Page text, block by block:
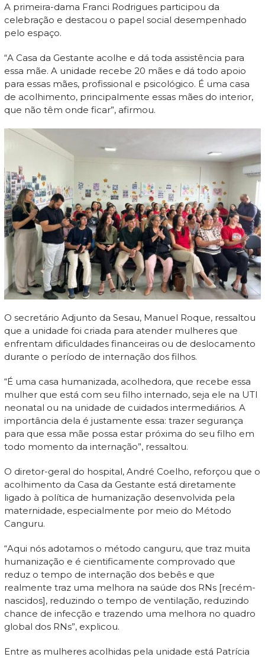
A primeira-dama Franci Rodrigues participou da
celebração e destacou o papel social desempenhado
pelo espaço.
“A Casa da Gestante acolhe e dá toda assistência para
essa mãe. A unidade recebe 20 mães e dá todo apoio
para essas mães, profissional e psicológico. É uma casa
de acolhimento, principalmente essas mães do interior,
que não têm onde ficar”, afirmou.
O secretário Adjunto da Sesau, Manuel Roque, ressaltou
que a unidade foi criada para atender mulheres que
enfrentam dificuldades financeiras ou de deslocamento
durante o período de internação dos filhos.
“É uma casa humanizada, acolhedora, que recebe essa
mulher que está com seu filho internado, seja ele na UTI
neonatal ou na unidade de cuidados intermediários. A
importância dela é justamente essa: trazer segurança
para que essa mãe possa estar próxima do seu filho em
todo momento da internação”, ressaltou.
O diretor-geral do hospital, André Coelho, reforçou que o
acolhimento da Casa da Gestante está diretamente
ligado à política de humanização desenvolvida pela
maternidade, especialmente por meio do Método
Canguru.
“Aqui nós adotamos o método canguru, que traz muita
humanização e é cientificamente comprovado que
reduz o tempo de internação dos bebês e que
realmente traz uma melhora na saúde dos RNs [recém-
nascidos], reduzindo o tempo de ventilação, reduzindo
chance de infecção e trazendo uma melhora no quadro
global dos RNs”, explicou.
Entre as mulheres acolhidas pela unidade está Patrícia